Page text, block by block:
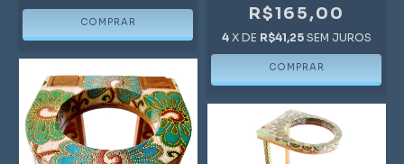
R$165,00
4 X DE R$41,25 SEM JUROS